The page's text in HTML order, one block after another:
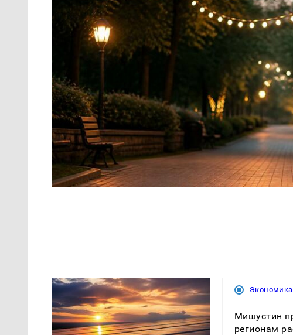
Экономика
Мишустин
регионам